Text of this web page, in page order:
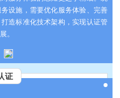
设施，需要优化服务体验、完善
造标准化技术架构，实现认证管
。
证